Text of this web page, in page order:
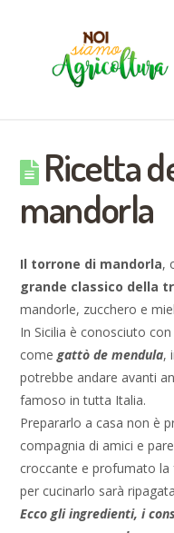
Ricetta
mandorla
Il torrone di mandorla,
grande classico della
mandorle, zucchero e
In Sicilia è conosciuto
comegattò de mendula,
potrebbe andare avanti
famoso in tutta Italia.
Prepararlo a casa non è
compagnia di amici e
croccante e profumato
per cucinarlo sarà
Ecco gli ingredienti, i